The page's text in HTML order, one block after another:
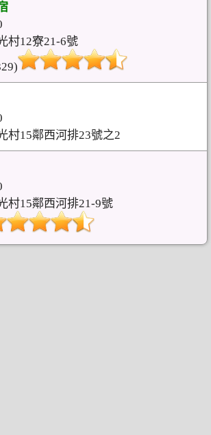
村12寮21-6號
村15鄰西河排23號之2
村15鄰西河排21-9號